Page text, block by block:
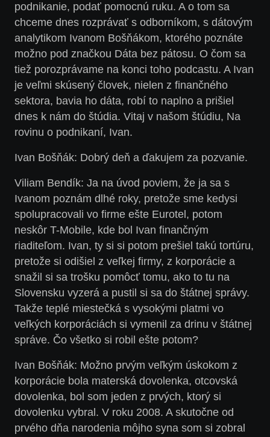
podnikanie, podať pomocnú ruku. A o tom sa
chceme dnes rozprávať s odborníkom, s dátovým
analytikom Ivanom Bošňákom, ktorého poznáte
možno pod značkou Dáta bez pátosu. O čom sa
tiež porozprávame na konci toho podcastu. A Ivan
je veľmi skúsený človek, nielen z finančného
sektora, bavia ho dáta, robí to naplno a prišiel
dnes k nám do štúdia. Vitaj v našom štúdiu, Na
rovinu o podnikaní, Ivan.
Ivan Bošňák: Dobrý deň a ďakujem za pozvanie.
Viliam Bendík: Ja na úvod poviem, že ja sa s
Ivanom poznám dlhé roky, pretože sme kedysi
spolupracovali vo firme ešte Eurotel, potom
neskôr T-Mobile, kde bol Ivan finančným
riaditeľom. Ivan, ty si si potom prešiel takú tortúru,
pretože si odišiel z veľkej firmy, z korporácie a
snažil si sa trošku pomôcť tomu, ako to tu na
Slovensku vyzerá a pustil si sa do štátnej správy.
Takže teplé miestečká s vysokými platmi vo
veľkých korporáciách si vymenil za drinu v štátnej
správe. Čo všetko si robil ešte potom?
Ivan Bošňák: Možno prvým veľkým úskokom z
korporácie bola materská dovolenka, otcovská
dovolenka, bol som jeden z prvých, ktorý si
dovolenku vybral. V roku 2008. A skutočne od
prvého dňa narodenia môjho syna som si zobral